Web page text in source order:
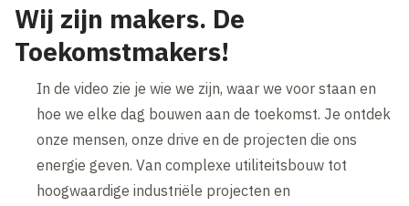
Wij zijn makers. De
Toekomstmakers!
In de video zie je wie we zijn, waar we voor staan en
hoe we elke dag bouwen aan de toekomst. Je ontdek
onze mensen, onze drive en de projecten die ons
energie geven. Van complexe utiliteitsbouw tot
hoogwaardige industriële projecten en